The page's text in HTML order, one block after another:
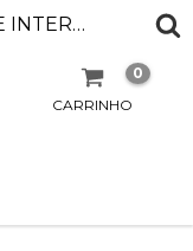
PULSERA CON OJO DE TIGRE INTERCALADA
CARRINHO
0